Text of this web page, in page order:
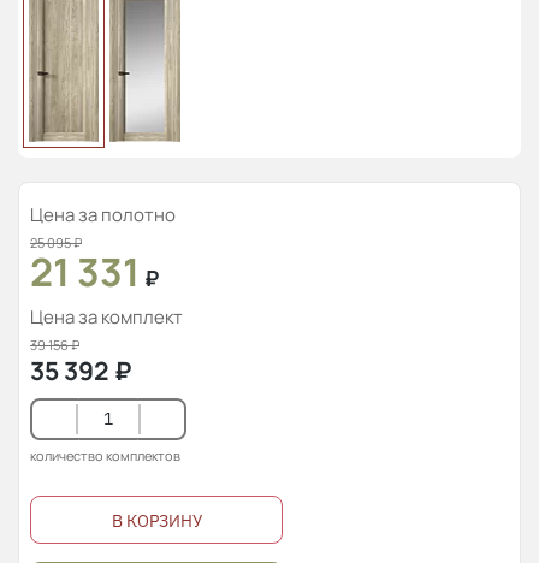
Цена за полотно
25 095₽
21 331 ₽
Цена за комплект
39 156₽
35 392 ₽
количество комплектов
В КОРЗИНУ